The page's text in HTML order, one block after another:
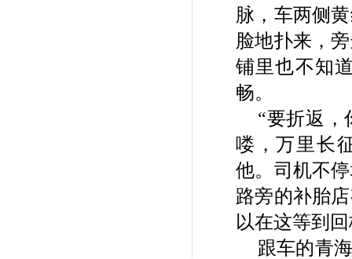
脉，车两侧
脸地扑来，
铺里也不知
畅。
“要折返，
喽，万里长
他。司机不
路旁的补胎
以在这等到
跟车的青